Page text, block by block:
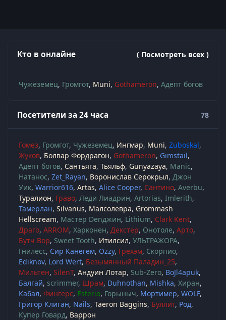
Кто в онлайне ( Посмотреть всех )
Чужеземец Громгот Muni Gothameron Адепт богов
Посетители за 24 часа 78
Гомез Громгот Чужеземец Ингмар Muni Zuboskal
Жуков Болвар Фордрагон Gothameron Gimstail
Адепт богов Сантьяга Тьяльф Gunyazaya Manic
Натанос Zet_Rayan Воронислав Серокрыл Джон
Уик Warrior616 Artas Alice Cooper Сантино Averbu
Туралион Граво Леди Лиадрин Artorias Imlerith
Тамерлан Silvanus Малсолевра Grommash
Hellscream Мастер Denджин Lithium Clark Kent
Драго ARROM Харконен Декстер Онотоле Арто
Бутч Вор Sweet Tooth Итилсил УЛЬТРАЖОРА
Гнилесс Сир Канегем Ozzy Грехэм Скорпио
Ediknov Lord Wert Безымянный Паладин_25
Мильтен SilenT Андуин Лотар Sub-Zero BoJl4apuk
Балгай scrimmer Шрам Duhnothan Mishka Хиран
Кабал Фингерс Esterio Горыныч Мортимер WOLF
Григор Клиган Nails Taeron Baggins Буллит Род
Купер Говард Варрон